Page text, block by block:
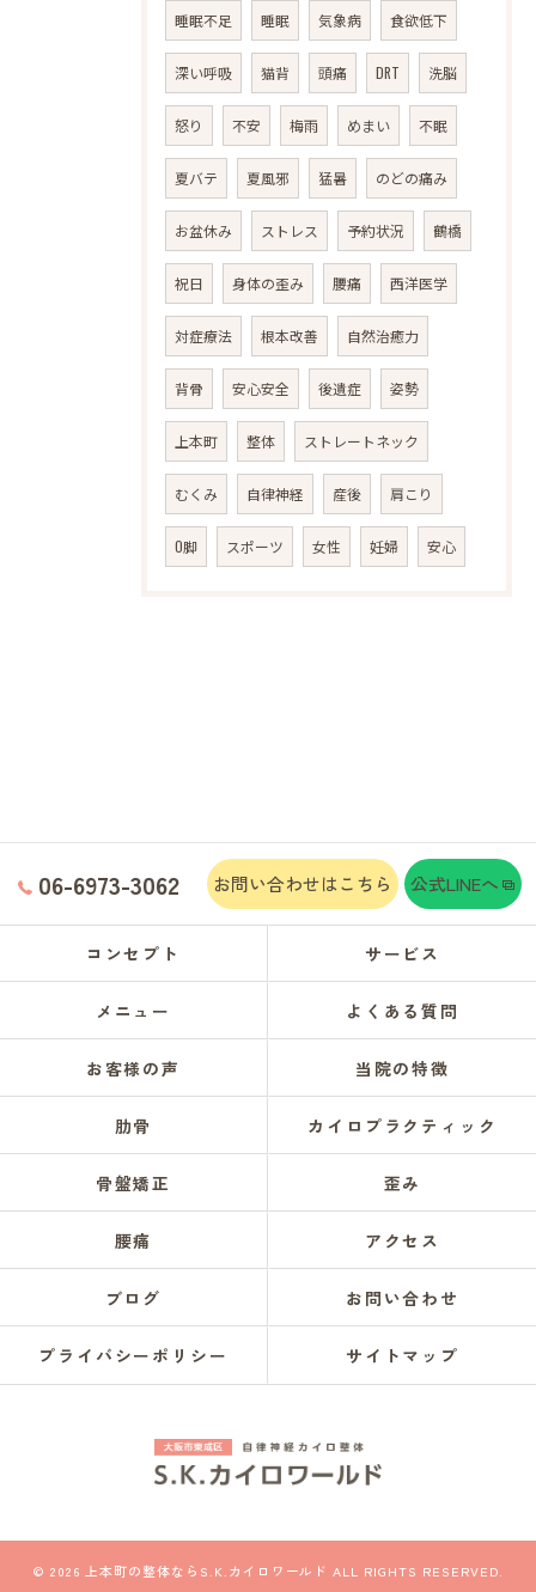
睡眠不足 睡眠 気象病 食欲低下
深い呼吸 猫背 頭痛 DRT 洗脳
怒り 不安 梅雨 めまい 不眠
夏バテ 夏風邪 猛暑 のどの痛み
お盆休み ストレス 予約状況 鶴橋
祝日 身体の歪み 腰痛 西洋医学
対症療法 根本改善 自然治癒力
背骨 安心安全 後遺症 姿勢
上本町 整体 ストレートネック
むくみ 自律神経 産後 肩こり
O脚 スポーツ 女性 妊婦 安心
06-6973-3062 お問い合わせはこちら 公式LINEへ
コンセプト サービス
メニュー よくある質問
お客様の声 当院の特徴
肋骨 カイロプラクティック
骨盤矯正 歪み
腰痛 アクセス
ブログ お問い合わせ
プライバシーポリシー サイトマップ
© 2026 上本町の整体ならS.K.カイロワールド ALL RIGHTS RESERVED.